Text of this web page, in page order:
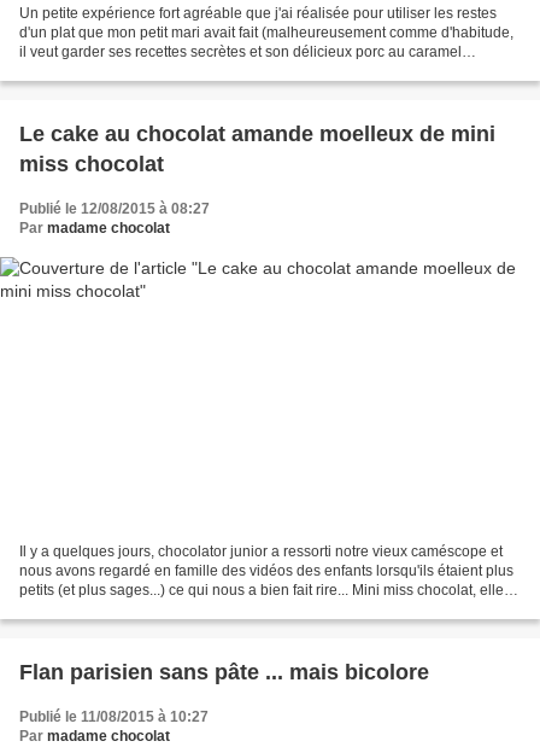
Un petite expérience fort agréable que j'ai réalisée pour utiliser les restes
d'un plat que mon petit mari avait fait (malheureusement comme d'habitude,
il veut garder ses recettes secrètes et son délicieux porc au caramel
Le cake au chocolat amande moelleux de mini
miss chocolat
Publié le 12/08/2015 à 08:27
Par madame chocolat
Il y a quelques jours, chocolator junior a ressorti notre vieux caméscope et
nous avons regardé en famille des vidéos des enfants lorsqu'ils étaient plus
petits (et plus sages...) ce qui nous a bien fait rire... Mini miss chocolat, elle,
Flan parisien sans pâte ... mais bicolore
Publié le 11/08/2015 à 10:27
Par madame chocolat